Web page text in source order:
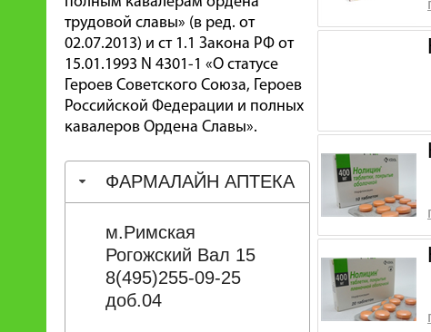
трудовой славы» (в ред. от
02.07.2013) и ст 1.1 Закона РФ от
15.01.1993 N 4301-1 «О статусе
Героев Советского Союза, Героев
Российской Федерации и полных
кавалеров Ордена Славы».
ФАРМАЛАЙН АПТЕКА
м.Римская
Рогожский Вал 15
8(495)255-09-25
доб.04